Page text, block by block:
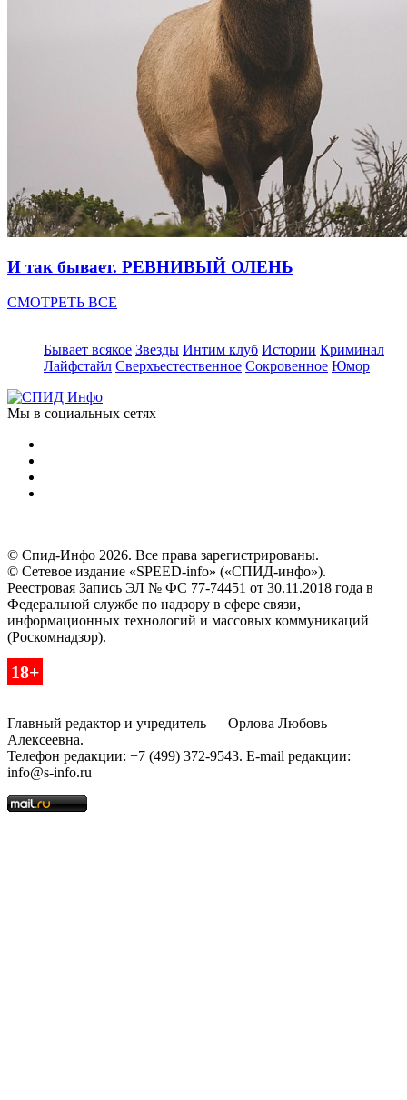
И так бывает. РЕВНИВЫЙ ОЛЕНЬ
СМОТРЕТЬ ВСЕ
Бывает всякое Звезды Интим клуб Истории Криминал
Лайфстайл Сверхъестественное Сокровенное Юмор
Мы в социальных сетях
© Спид-Инфо 2026. Все права зарегистрированы.
© Сетевое издание «SPEED-info» («СПИД-инфо»).
Реестровая Запись ЭЛ № ФС 77-74451 от 30.11.2018 года в
Федеральной службе по надзору в сфере связи,
информационных технологий и массовых коммуникаций
(Роскомнадзор).
18+
Главный редактор и учредитель — Орлова Любовь
Алексеевна.
Телефон редакции: +7 (499) 372-9543. E-mail редакции:
info@s-info.ru